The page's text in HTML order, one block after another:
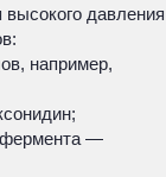
давления
например,
фермента —